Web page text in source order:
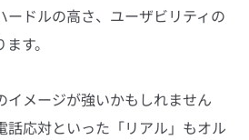
ードルの高さ、ユーザビリティの
す。
イメージが強いかもしれません
話応対といった「リアル」もオル